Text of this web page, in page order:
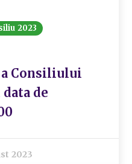
2023
Consiliului
de
2023